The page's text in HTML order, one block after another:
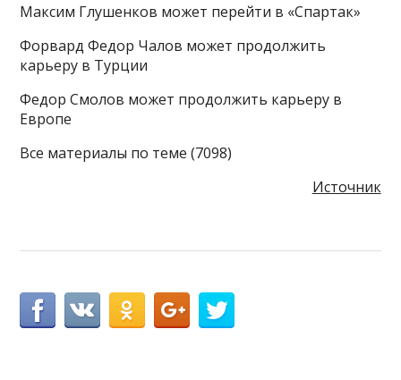
Максим Глушенков может перейти в «Спартак»
Форвард Федор Чалов может продолжить
карьеру в Турции
Федор Смолов может продолжить карьеру в
Европе
Все материалы по теме (7098)
Источник